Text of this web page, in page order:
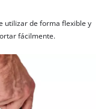
utilizar de forma flexible y
fácilmente.